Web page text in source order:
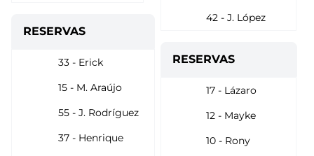
RESERVAS
33 - Erick
15 - M. Araújo
55 - J. Rodríguez
37 - Henrique
42 - J. López
RESERVAS
17 - Lázaro
12 - Mayke
10 - Rony